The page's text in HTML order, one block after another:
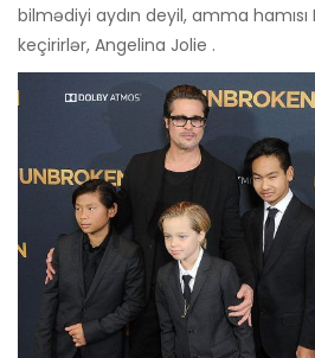
bilmədiyi aydın deyil, amma
keçirirlər, Angelina Jolie .